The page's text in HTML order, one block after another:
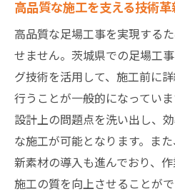
高品質な施工を支える技術革
高品質な足場工事を実現する
せません。茨城県での足場工
グ技術を活用して、施工前に
行うことが一般的になってい
設計上の問題点を洗い出し、
な施工が可能となります。ま
新素材の導入も進んでおり、作
施工の質を向上させることが